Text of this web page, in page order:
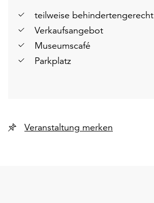
teilweise behindertengerecht
Verkaufsangebot
Museumscafé
Parkplatz
Veranstaltung merken